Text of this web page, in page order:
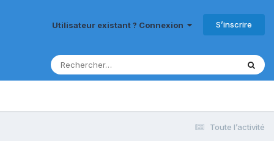
Utilisateur existant ? Connexion S’inscrire
Toute l’activité